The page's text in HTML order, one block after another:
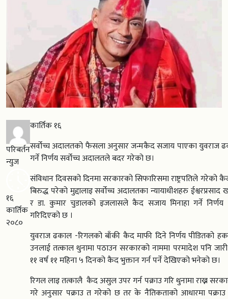
परिबर्तन
न्युज
१६
कार्तिक
२०८०
कार्तिक १६
सर्वोच्च अदालतको फैसला अनुसार जन्मकैद सजाय पाएका युवराज
गर्ने निर्णय सर्वोच्च अदालतले बदर गरेको छ।
संविधान दिवसको दिनमा सरकारको सिफारिसमा राष्ट्रपतिले गरेको
बिरुद्ध परेको मुद्दालाइ सर्वोच्च अदालतका न्यायाधीशहरु
र डा. कुमार चुडालको इजलासले कैद सजाय मिनाहा गर्ने
गरिदिएको छ ।
युवराज ढकाल -रिगलको बाँकी कैद माफी दिने निर्णय पीडितको
उनलाई तत्काल थुनामा पठाउन सरकारको नाममा परमादेश पनि
११ वर्ष ११ महिना ५ दिनको कैद भुक्तान गर्न पर्ने देखिएको भनेको छ।
रिगल लाइ तत्कालै कैद असुल उपर गर्न पक्राउ गरि थुनामा राख्न
गरे अनुसार पक्राउ त गरेको छ तर के नैतिकताको आधारमा पक्राउ